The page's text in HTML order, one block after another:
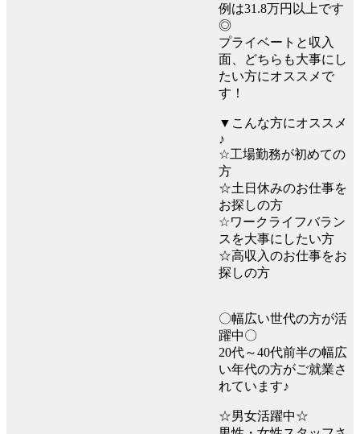
例は31.8万円以上です
◎
プライベートと収入
面、どちらも大事にし
たい方にオススメで
す！
▼こんな方にオススメ
♪
☆工場勤務が初めての
方
☆土日休みのお仕事を
お探しの方
☆ワークライフバラン
スを大事にしたい方
☆高収入のお仕事をお
探しの方
〇幅広い世代の方が活
躍中〇
20代～40代前半の幅広
い年代の方がご就業さ
れています♪
☆男女活躍中☆